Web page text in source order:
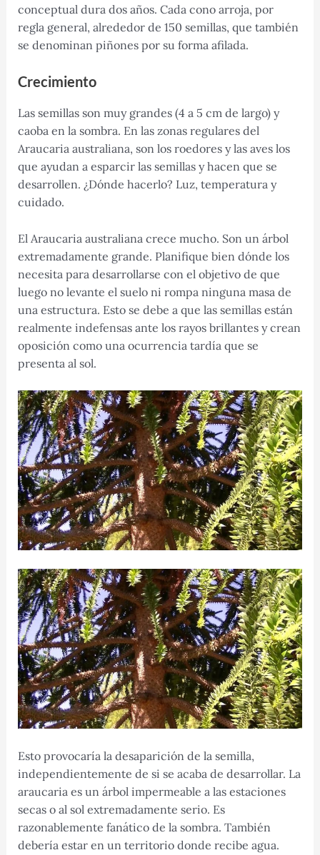
conceptual dura dos años. Cada cono arroja, por
regla general, alrededor de 150 semillas, que también
se denominan piñones por su forma afilada.
Crecimiento
Las semillas son muy grandes (4 a 5 cm de largo) y
caoba en la sombra. En las zonas regulares del
Araucaria australiana, son los roedores y las aves los
que ayudan a esparcir las semillas y hacen que se
desarrollen. ¿Dónde hacerlo? Luz, temperatura y
cuidado.
El Araucaria australiana crece mucho. Son un árbol
extremadamente grande. Planifique bien dónde los
necesita para desarrollarse con el objetivo de que
luego no levante el suelo ni rompa ninguna masa de
una estructura. Esto se debe a que las semillas están
realmente indefensas ante los rayos brillantes y crean
oposición como una ocurrencia tardía que se
presenta al sol.
Esto provocaría la desaparición de la semilla,
independientemente de si se acaba de desarrollar. La
araucaria es un árbol impermeable a las estaciones
secas o al sol extremadamente serio. Es
razonablemente fanático de la sombra. También
debería estar en un territorio donde recibe agua.